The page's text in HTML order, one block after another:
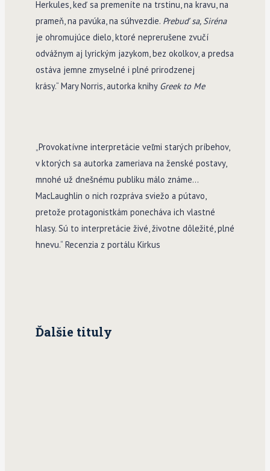
Herkules, keď sa premeníte na trstinu, na kravu, na
prameň, na pavúka, na súhvezdie. Prebuď sa, Siréna
je ohromujúce dielo, ktoré neprerušene zvučí
odvážnym aj lyrickým jazykom, bez okolkov, a predsa
ostáva jemne zmyselné i plné prirodzenej
krásy.“ Mary Norris, autorka knihy Greek to Me
„Provokatívne interpretácie veľmi starých príbehov,
v ktorých sa autorka zameriava na ženské postavy,
mnohé už dnešnému publiku málo známe…
MacLaughlin o nich rozpráva sviežo a pútavo,
pretože protagonistkám ponecháva ich vlastné
hlasy. Sú to interpretácie živé, životne dôležité, plné
hnevu.“ Recenzia z portálu Kirkus
Ďalšie tituly